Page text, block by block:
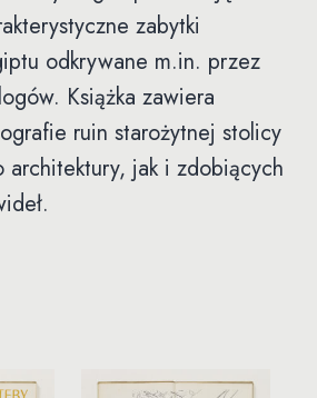
zabytki
odkrywane m.in. przez
Książka zawiera
ruin starożytnej stolicy
architektury, jak i zdobiących